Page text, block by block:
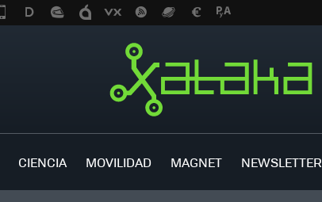
CIENCIA MOVILIDAD MAGNET NEWSLETTER